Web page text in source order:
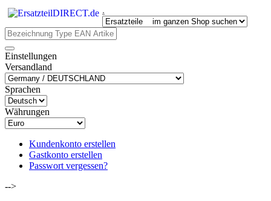
.
Einstellungen
Versandland
Sprachen
Währungen
Kundenkonto erstellen
Gastkonto erstellen
Passwort vergessen?
-->